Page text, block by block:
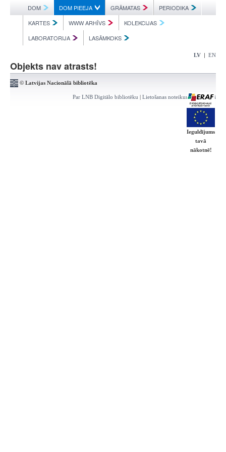
DOM DOM PIEEJA GRĀMATAS
PERIODIKA
KARTES
WWW ARHĪVS
KOLEKCIJAS
LABORATORIJA
LASĀMKOKS
LV | EN
Objekts nav atrasts!
© Latvijas Nacionālā bibliotēka
Par LNB Digitālo bibliotēku | Lietošanas noteikumi | Kontakti
Ieguldījums
tavā
nākotnē!